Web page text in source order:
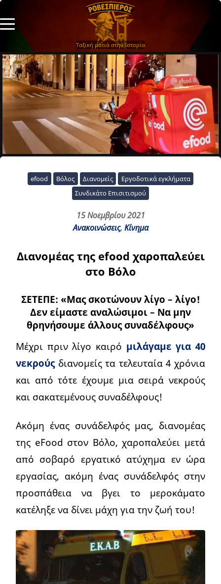
Ταξική ματιά στην Ιστορία
efood Βόλος Διανομείς
Εργοδοτικά εγκλήματα
Συνδικάτο Επισιτισμού
15 Νοεμβρίου 2021
Ανακοινώσεις, Κίνημα
Διανομέας της efood χαροπαλεύει
στο Βόλο
ΣΕΤΕΠΕ: «Μας σκοτώνουν λίγο – λίγο!
Δεν είμαστε αναλώσιμοι – Να μην
θρηνήσουμε άλλους συναδέλφους»
Μέχρι πριν λίγο καιρό μιλάγαμε για 40
νεκρούςδιανομείς τα τελευταία 4 χρόνια
και από τότε έχουμε μια σειρά νεκρούς
και σακατεμένους συναδέλφους!
Ακόμη ένας συνάδελφός μας, διανομέας
της eFood στον Βόλο, χαροπαλεύει μετά
από σοβαρό εργατικό ατύχημα εν ώρα
εργασίας, ακόμη ένας συνάδελφός στην
προσπάθεια να βγει το μεροκάματο
κατέληξε να δίνει μάχη για την ζωή του!